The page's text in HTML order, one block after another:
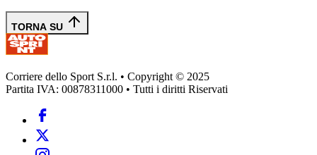
TORNA SU
Corriere dello Sport S.r.l. • Copyright © 2025
Partita IVA: 00878311000 • Tutti i diritti Riservati